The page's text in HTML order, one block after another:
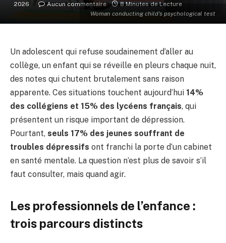
Woman conducting child's psychological test
2026
Aucun commentaire 8 Minutes de Lecture
Un adolescent qui refuse soudainement d’aller au
collège, un enfant qui se réveille en pleurs chaque nuit,
des notes qui chutent brutalement sans raison
apparente. Ces situations touchent aujourd’hui 14%
des collégiens et 15% des lycéens français, qui
présentent un risque important de dépression.
Pourtant, seuls 17% des jeunes souffrant de
troubles dépressifs ont franchi la porte d’un cabinet
en santé mentale. La question n’est plus de savoir s’il
faut consulter, mais quand agir.
Les professionnels de l’enfance :
trois parcours distincts